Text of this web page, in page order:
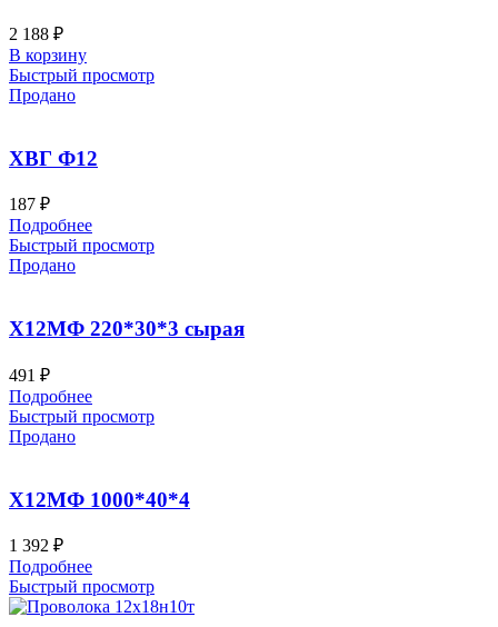
2 188 ₽
В корзину
Быстрый просмотр
Продано
ХВГ Ф12
187 ₽
Подробнее
Быстрый просмотр
Продано
Х12МФ 220*30*3 сырая
491 ₽
Подробнее
Быстрый просмотр
Продано
Х12МФ 1000*40*4
1 392 ₽
Подробнее
Быстрый просмотр